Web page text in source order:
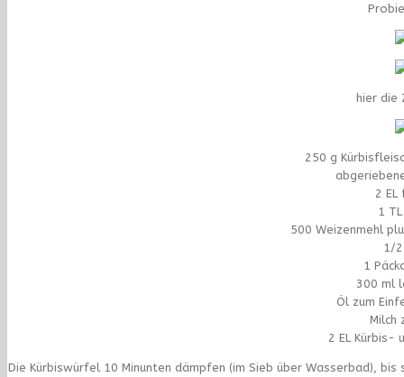
hier die
250 g
2 EL
1
500 Weizenmehl
1/
1
300 ml
Öl zum
Milch
2 EL Kürbis-
Die Kürbiswürfel 10 Minunten dämpfen (im Sieb über Wasserbad),